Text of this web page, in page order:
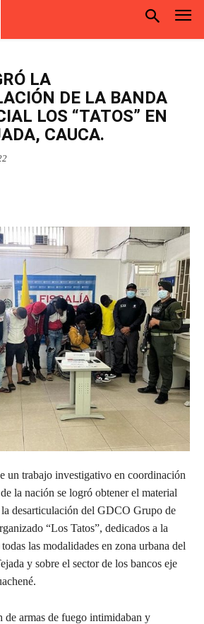
LA
DE LA BANDA
LOS “TATOS” EN
CAUCA.
un trabajo investigativo en coordinación
la nación se logró obtener el material
desarticulación del GDCO Grupo de
“Los Tatos”, dedicados a la
las modalidades en zona urbana del
y sobre el sector de los bancos eje
armas de fuego intimidaban y